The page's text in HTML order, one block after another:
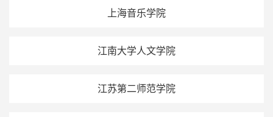
上海音乐学院
江南大学人文学院
江苏第二师范学院